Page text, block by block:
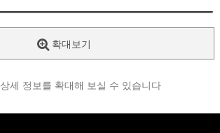
확대보기
상세 정보를 확대해 보실 수 있습니다